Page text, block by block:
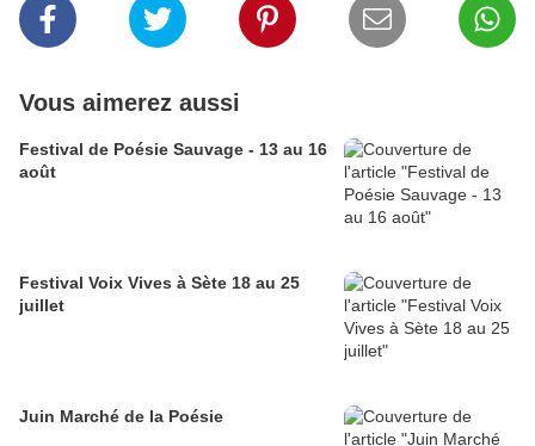
Vous aimerez aussi
Festival de Poésie Sauvage - 13 au 16
août
Festival Voix Vives à Sète 18 au 25
juillet
Juin Marché de la Poésie